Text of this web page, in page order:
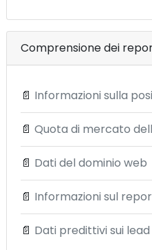
Comprensione dei
📄 Informazioni sulla
📄 Quota di mercato
📄 Dati del dominio web
📄 Informazioni sul
📄 Dati predittivi sui lead